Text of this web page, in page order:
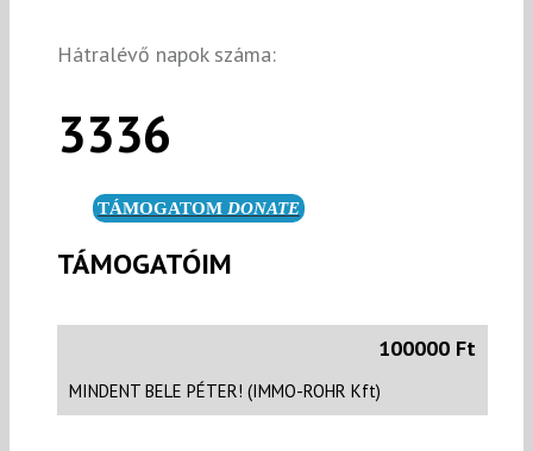
Hátralévő napok száma:
3336
TÁMOGATOM DONATE
TÁMOGATÓIM
100000 Ft
MINDENT BELE PÉTER! (IMMO-ROHR Kft)